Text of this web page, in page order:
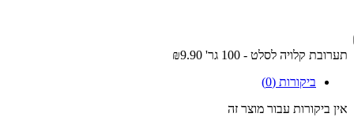
תערובת קלויה לסלט - 100 גר'
₪9.90
ביקורות (0)
אין ביקורות עבור מוצר זה